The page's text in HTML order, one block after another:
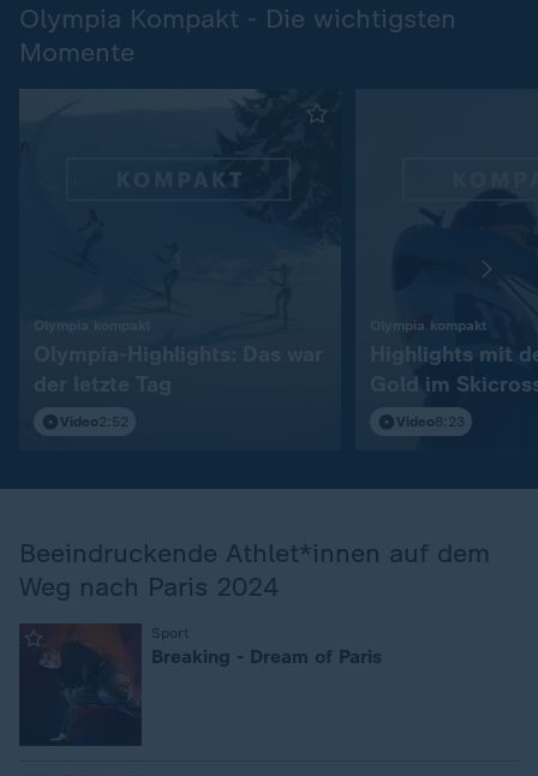
Olympia Kompakt - Die wichtigsten
Momente
Olympia kompakt
Olympia-Highlights: Das war
der letzte Tag
Video2:52
Olympia kompakt
Highlights mit
Gold im
Video8:23
Beeindruckende Athlet*innen auf dem
Weg nach Paris 2024
Sport
: Breaking - Dream of Paris